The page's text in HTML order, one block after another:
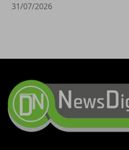
31/07/2026